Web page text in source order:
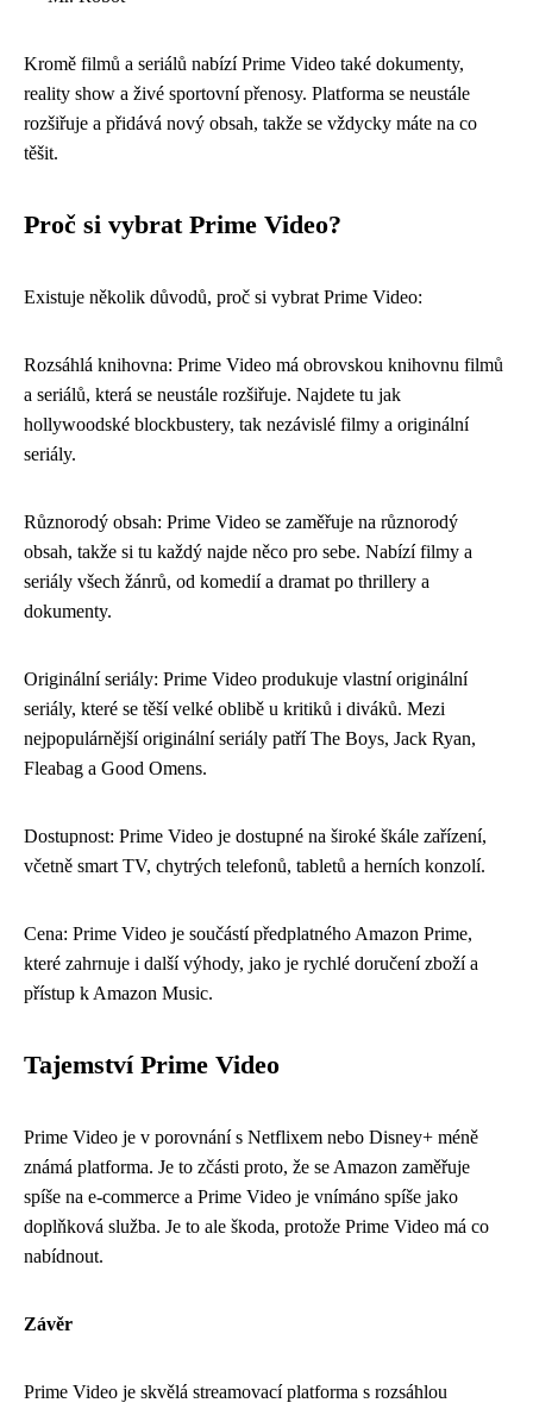
Kromě filmů a seriálů nabízí Prime Video také dokumenty,
reality show a živé sportovní přenosy. Platforma se neustále
rozšiřuje a přidává nový obsah, takže se vždycky máte na co
těšit.
Proč si vybrat Prime Video?
Existuje několik důvodů, proč si vybrat Prime Video:
Rozsáhlá knihovna: Prime Video má obrovskou knihovnu filmů
a seriálů, která se neustále rozšiřuje. Najdete tu jak
hollywoodské blockbustery, tak nezávislé filmy a originální
seriály.
Různorodý obsah: Prime Video se zaměřuje na různorodý
obsah, takže si tu každý najde něco pro sebe. Nabízí filmy a
seriály všech žánrů, od komedií a dramat po thrillery a
dokumenty.
Originální seriály: Prime Video produkuje vlastní originální
seriály, které se těší velké oblibě u kritiků i diváků. Mezi
nejpopulárnější originální seriály patří The Boys, Jack Ryan,
Fleabag a Good Omens.
Dostupnost: Prime Video je dostupné na široké škále zařízení,
včetně smart TV, chytrých telefonů, tabletů a herních konzolí.
Cena: Prime Video je součástí předplatného Amazon Prime,
které zahrnuje i další výhody, jako je rychlé doručení zboží a
přístup k Amazon Music.
Tajemství Prime Video
Prime Video je v porovnání s Netflixem nebo Disney+ méně
známá platforma. Je to zčásti proto, že se Amazon zaměřuje
spíše na e-commerce a Prime Video je vnímáno spíše jako
doplňková služba. Je to ale škoda, protože Prime Video má co
nabídnout.
Závěr
Prime Video je skvělá streamovací platforma s rozsáhlou